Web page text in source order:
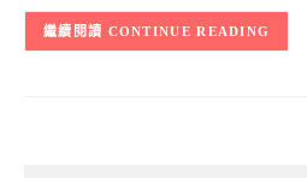
CONTINUE READING